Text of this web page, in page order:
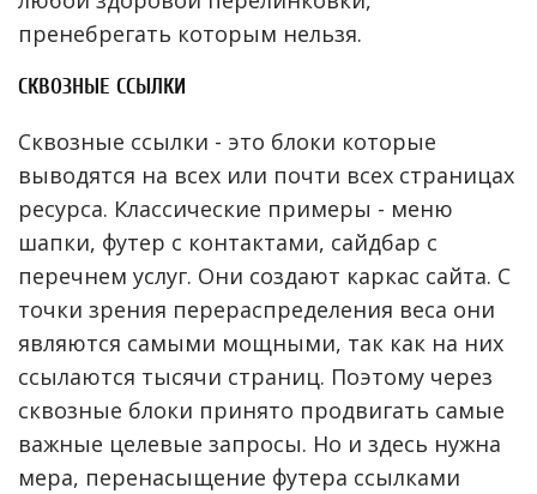
пренебрегать которым нельзя.
СКВОЗНЫЕ ССЫЛКИ
Сквозные ссылки - это блоки которые
выводятся на всех или почти всех страницах
ресурса. Классические примеры - меню
шапки, футер с контактами, сайдбар с
перечнем услуг. Они создают каркас сайта. С
точки зрения перераспределения веса они
являются самыми мощными, так как на них
ссылаются тысячи страниц. Поэтому через
сквозные блоки принято продвигать самые
важные целевые запросы. Но и здесь нужна
мера, перенасыщение футера ссылками